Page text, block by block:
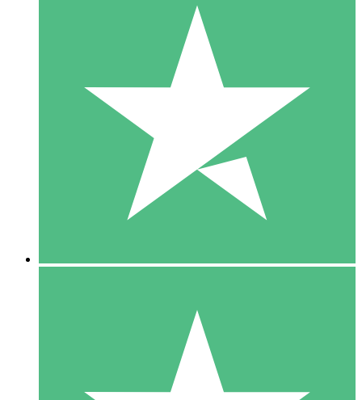
Pacchetti di Crediti Individuali
Paga a consumo con crediti di download. Nessun impegno
1 Download
10
US$1500
10 Download
20